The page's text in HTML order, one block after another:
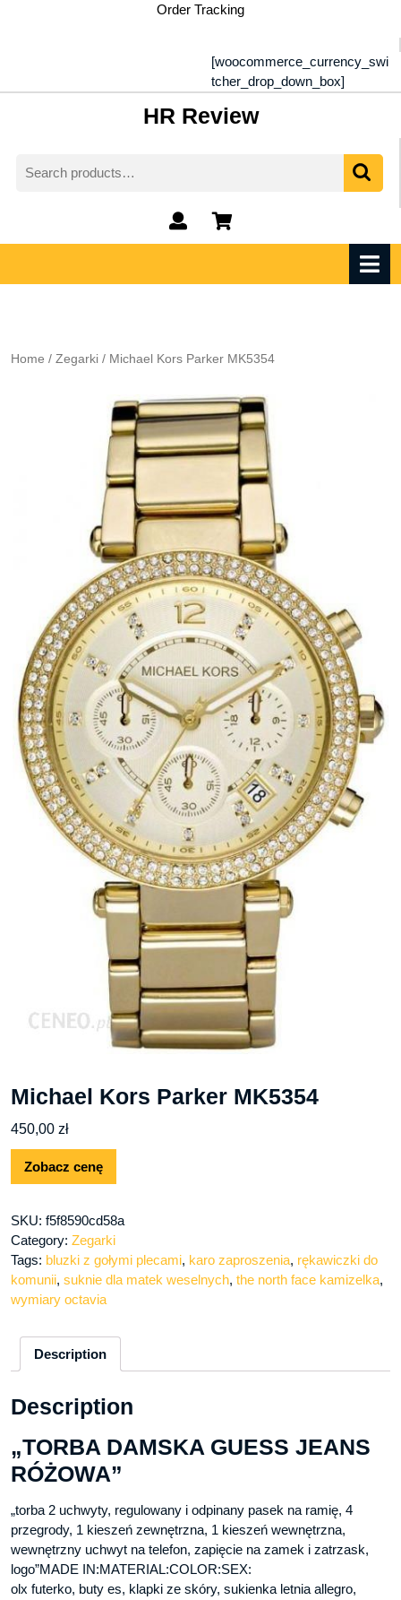
Order Tracking
[woocommerce_currency_swi
tcher_drop_down_box]
HR Review
for:
My
Account
shopping
cart
Home / Zegarki / Michael Kors Parker MK5354
Michael Kors Parker MK5354
450,00 zł
Zobacz cenę
SKU: f5f8590cd58a
Category: Zegarki
Tags: bluzki z gołymi plecami, karo zaproszenia, rękawiczki do
komunii, suknie dla matek weselnych, the north face kamizelka,
wymiary octavia
Description
Description
„TORBA DAMSKA GUESS JEANS
RÓŻOWA”
„torba 2 uchwyty, regulowany i odpinany pasek na ramię, 4
przegrody, 1 kieszeń zewnętrzna, 1 kieszeń wewnętrzna,
wewnętrzny uchwyt na telefon, zapięcie na zamek i zatrzask,
logo”MADE IN:MATERIAL:COLOR:SEX:
olx futerko, buty es, klapki ze skóry, sukienka letnia allegro,